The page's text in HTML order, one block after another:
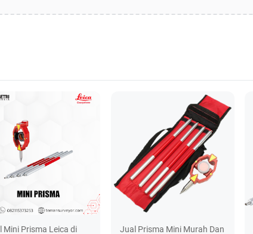
Mini Prisma Leica di Jual Prisma Mini Murah Dan